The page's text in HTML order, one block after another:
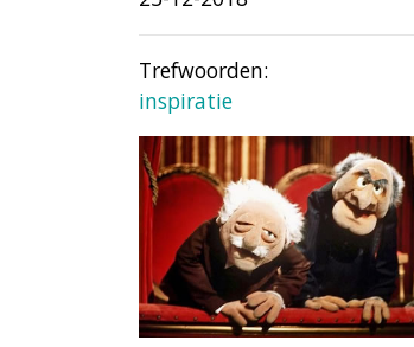
Trefwoorden:
inspiratie